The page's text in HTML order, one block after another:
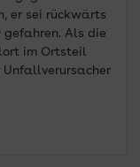
er sei rückwärts
gefahren. Als die
im Ortsteil
Unfallverursacher